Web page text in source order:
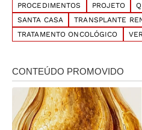
PROCEDIMENTOS
PROJETO
SANTA CASA
TRANSPLANTE
TRATAMENTO ONCOLÓGICO